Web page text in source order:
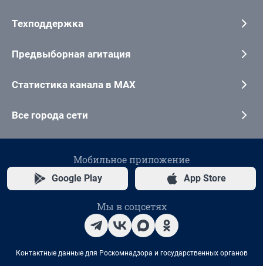
Техподдержка
Предвыборная агитация
Статистика канала в MAX
Все города сети
Мобильное приложение
Google Play App Store
Мы в соцсетях
Контактные данные для Роскомнадзора и государственных органов